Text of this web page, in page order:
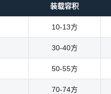
装载容积
10-13方
30-40方
50-55方
70-74方